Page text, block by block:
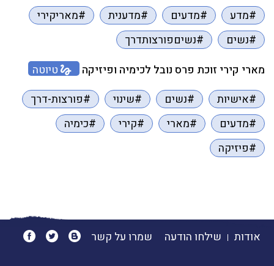
#מדע
#מדעים #מדענית
#מאריקירי
#נשים
#נשיםפורצותדרך
מארי קירי זוכת פרס נובל לכימיה ופיזיקה
טיוטה
#אישיות
#נשים #שינוי
#פורצות-דרך
#מדעים
#מארי #קירי
#כימיה
#פיזיקה
אודות שילחו הודעה שמרו על קשר